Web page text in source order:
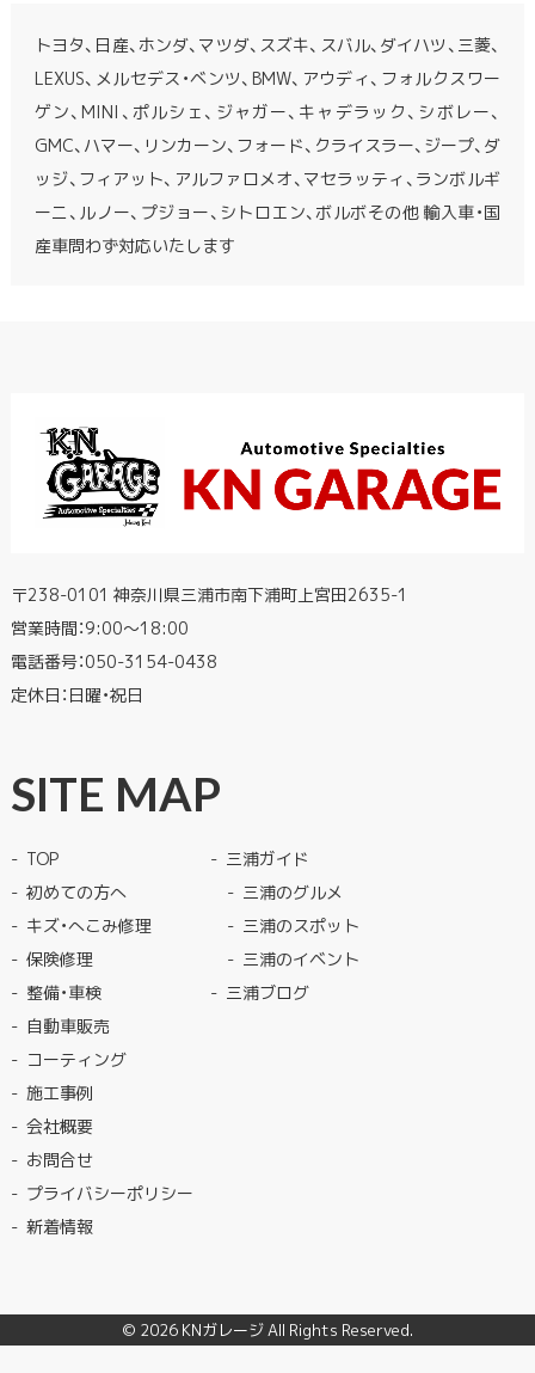
トヨタ、日産、ホンダ、マツダ、スズキ、スバル、ダイハツ、三菱、
LEXUS、メルセデス・ベンツ、BMW、アウディ、フォルクスワー
ゲン、MINI、ポルシェ、ジャガー、キャデラック、シボレー、
GMC、ハマー、リンカーン、フォード、クライスラー、ジープ、ダ
ッジ、フィアット、アルファロメオ、マセラッティ、ランボルギ
ーニ、ルノー、プジョー、シトロエン、ボルボその他 輸入車・国
産車問わず対応いたします
〒238-0101 神奈川県三浦市南下浦町上宮田2635-1
営業時間：9:00〜18:00
電話番号：050-3154-0438
定休日：日曜・祝日
SITE MAP
TOP
初めての方へ
キズ・へこみ修理
保険修理
整備・車検
自動車販売
コーティング
施工事例
会社概要
お問合せ
プライバシーポリシー
新着情報
三浦ガイド
三浦のグルメ
三浦のスポット
三浦のイベント
三浦ブログ
© 2026 KNガレージAll Rights Reserved.